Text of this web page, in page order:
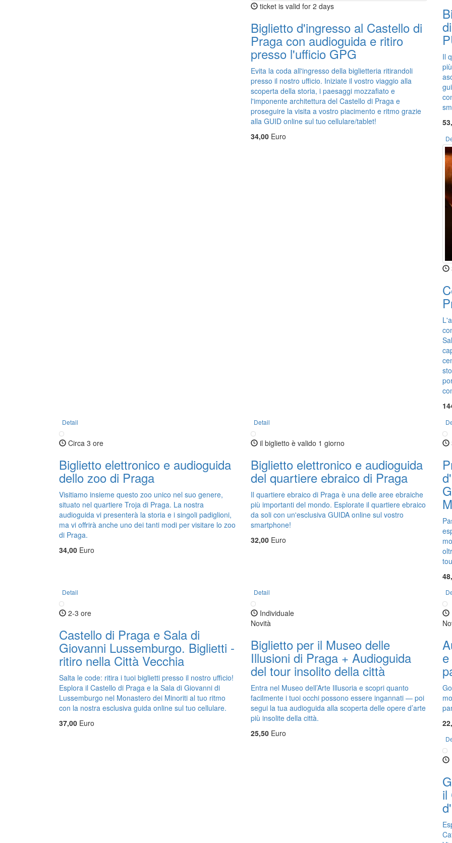
ticket is valid for 2 days
Biglietto d'ingresso al Castello di
Praga con audioguida e ritiro
presso l'ufficio GPG
Evita la coda all'ingresso della biglietteria ritirandoli
presso il nostro ufficio. Iniziate il vostro viaggio alla
scoperta della storia, i paesaggi mozzafiato e
l'imponente architettura del Castello di Praga e
proseguire la visita a vostro piacimento e ritmo grazie
alla GUID online sul tuo cellulare/tablet!
34,00 Euro
Il
Detail
Circa 3 ore
Biglietto elettronico e audioguida
dello zoo di Praga
Visitiamo insieme questo zoo unico nel suo genere,
situato nel quartiere Troja di Praga. La nostra
audioguida vi presenterà la storia e i singoli padiglioni,
ma vi offrirà anche uno dei tanti modi per visitare lo zoo
di Praga.
34,00 Euro
Detail
il biglietto è valido 1 giorno
Biglietto elettronico e audioguida
del quartiere ebraico di Praga
Il quartiere ebraico di Praga è una delle aree ebraiche
più importanti del mondo. Esplorate il quartiere ebraico
da soli con un'esclusiva GUIDA online sul vostro
smartphone!
32,00 Euro
Detail
2-3 ore
Castello di Praga e Sala di
Giovanni Lussemburgo. Biglietti -
ritiro nella Città Vecchia
Salta le code: ritira i tuoi biglietti presso il nostro ufficio!
Esplora il Castello di Praga e la Sala di Giovanni di
Lussemburgo nel Monastero dei Minoriti al tuo ritmo
con la nostra esclusiva guida online sul tuo cellulare.
37,00 Euro
Detail
Individuale
Novità
Biglietto per il Museo delle
Illusioni di Praga + Audioguida
del tour insolito della città
Entra nel Museo dell’Arte Illusoria e scopri quanto
facilmente i tuoi occhi possono essere ingannati — poi
segui la tua audioguida alla scoperta delle opere d’arte
più insolite della città.
25,50 Euro
il